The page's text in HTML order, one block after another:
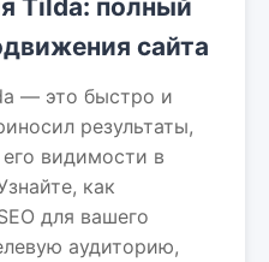
Tilda: полный
сайта
— это быстро и
результаты,
видимости в
как
для вашего
аудиторию,